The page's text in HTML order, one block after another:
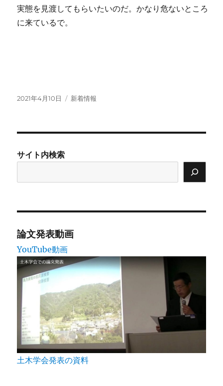
実態を見渡してもらいたいのだ。かなり危ないところ
に来ているで。
投
2021年4月10日
カ
新着情報
サイト内検索
論文発表動画
YouTube動画
土木学会発表の資料